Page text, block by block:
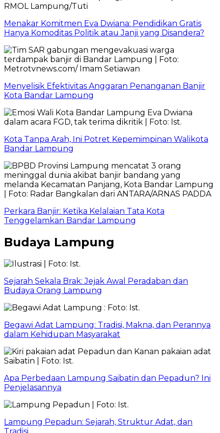
Menakar Komitmen Eva Dwiana: Pendidikan Gratis
Hanya Komoditas Politik atau Janji yang Disandera?
Menyelisik Efektivitas Anggaran Penanganan Banjir
Kota Bandar Lampung
Kota Tanpa Arah, Ini Potret Kepemimpinan Walikota
Bandar Lampung
Perkara Banjir: Ketika Kelalaian Tata Kota
Tenggelamkan Bandar Lampung
Budaya Lampung
Sejarah Sekala Brak: Jejak Awal Peradaban dan
Budaya Orang Lampung
Begawi Adat Lampung: Tradisi, Makna, dan Perannya
dalam Kehidupan Masyarakat
Apa Perbedaan Lampung Saibatin dan Pepadun? Ini
Penjelasannya
Lampung Pepadun: Sejarah, Struktur Adat, dan